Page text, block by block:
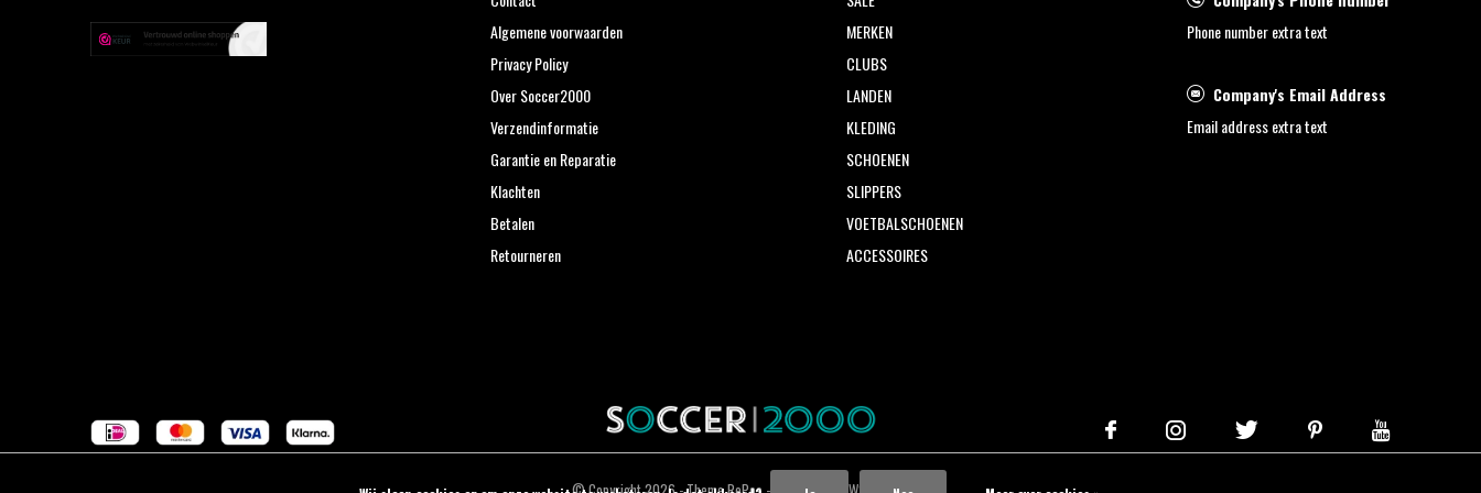
Algemene voorwaarden
Privacy Policy
Over Soccer2000
Verzendinformatie
Garantie en Reparatie
Klachten
Betalen
Retourneren
MERKEN
CLUBS
LANDEN
KLEDING
SCHOENEN
SLIPPERS
VOETBALSCHOENEN
ACCESSOIRES
Phone number extra text
Company's Email Address
Email address extra text